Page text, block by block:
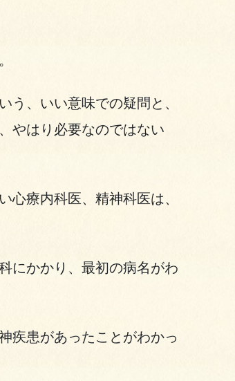
、いい意味での疑問と、
やはり必要なのではない
療内科医、精神科医は、
にかかり、最初の病名がわ
疾患があったことがわかっ